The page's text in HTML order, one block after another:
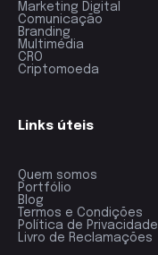
Marketing Digital
Comunicação
Branding
Multimédia
CRO
Criptomoeda
Links úteis
Quem somos
Portfólio
Blog
Termos e Condições
Política de Privacidade
Livro de Reclamações